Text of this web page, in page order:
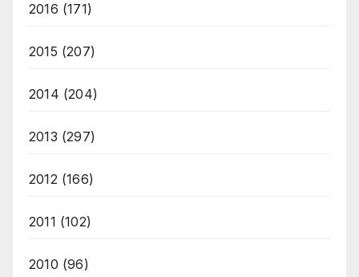
2016 (171)
2015 (207)
2014 (204)
2013 (297)
2012(166)
2011 (102)
2010 (96)